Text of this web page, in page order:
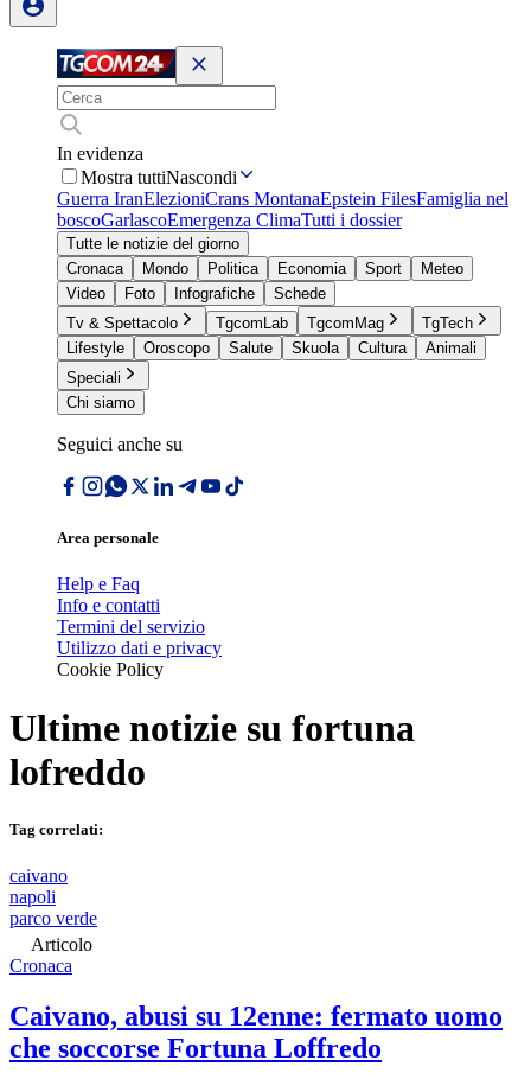
In evidenza
Mostra tuttiNascondi
Guerra IranElezioniCrans MontanaEpstein FilesFamiglia nel
boscoGarlascoEmergenza ClimaTutti i dossier
Tutte le notizie del giorno
Cronaca
Mondo Politica Economia Sport
Meteo
Video
Foto Infografiche
Schede
Tv & Spettacolo
TgcomLab TgcomMag
TgTech
Lifestyle
Oroscopo Salute Skuola Cultura
Animali
Speciali
Chi siamo
Seguici anche su
Area personale
Help e Faq
Info e contatti
Termini del servizio
Utilizzo dati e privacy
Cookie Policy
Ultime notizie su fortuna
lofreddo
Tag correlati:
caivano
napoli
parco verde
Articolo
Cronaca
Caivano, abusi su 12enne: fermato uomo
che soccorse Fortuna Loffredo